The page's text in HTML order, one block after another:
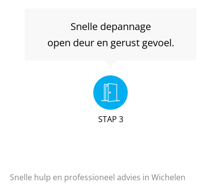
Snelle depannage
open deur en gerust gevoel.
STAP 3
Snelle hulp en professioneel advies in Wichelen